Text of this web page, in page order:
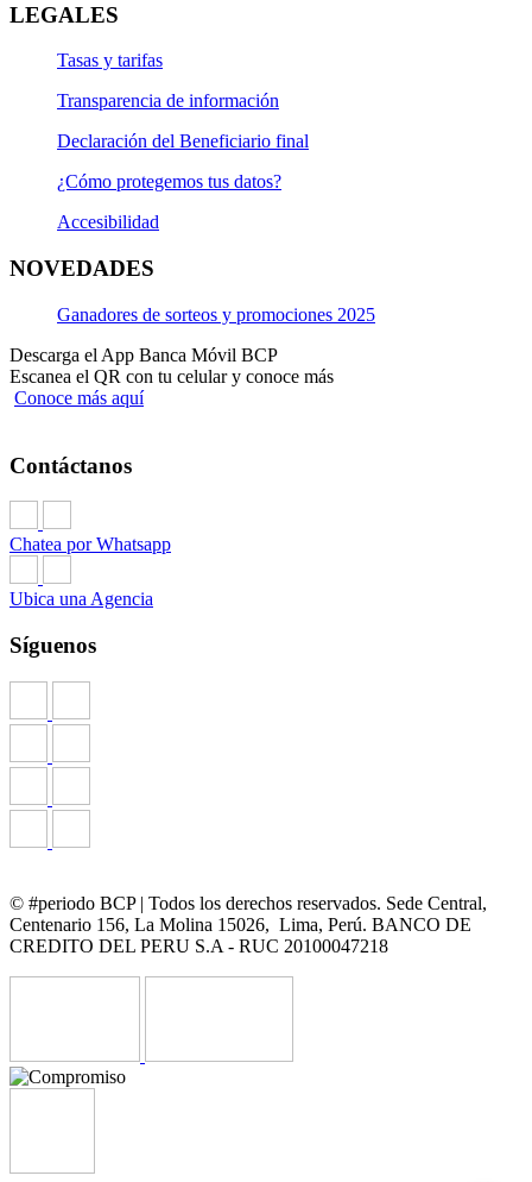
LEGALES
Tasas y tarifas
Transparencia de información
Declaración del Beneficiario final
¿Cómo protegemos tus datos?
Accesibilidad
NOVEDADES
Ganadores de sorteos y promociones 2025
Descarga el App Banca Móvil BCP
Escanea el QR con tu celular y conoce más
Conoce más aquí
Contáctanos
Chatea por Whatsapp
Ubica una Agencia
Síguenos
© #periodo BCP | Todos los derechos reservados. Sede Central,
Centenario 156, La Molina 15026, Lima, Perú. BANCO DE
CREDITO DEL PERU S.A - RUC 20100047218